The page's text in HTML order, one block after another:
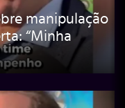
manipulação
“Minha